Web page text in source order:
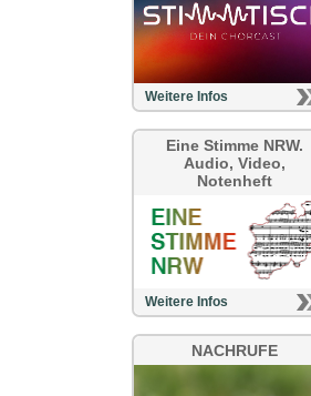
Weitere Infos
Eine Stimme NRW.
Audio, Video,
Notenheft
Weitere Infos
NACHRUFE